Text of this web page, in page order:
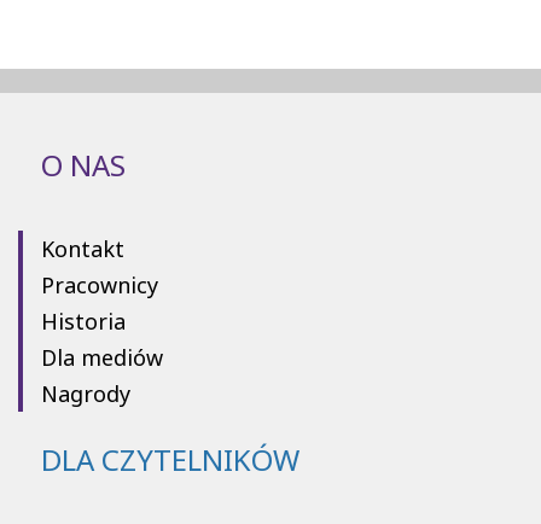
O NAS
Kontakt
Pracownicy
Historia
Dla mediów
Nagrody
DLA CZYTELNIKÓW